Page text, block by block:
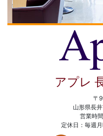
アプレ
〒
山形県長
営業時
定休日：毎週